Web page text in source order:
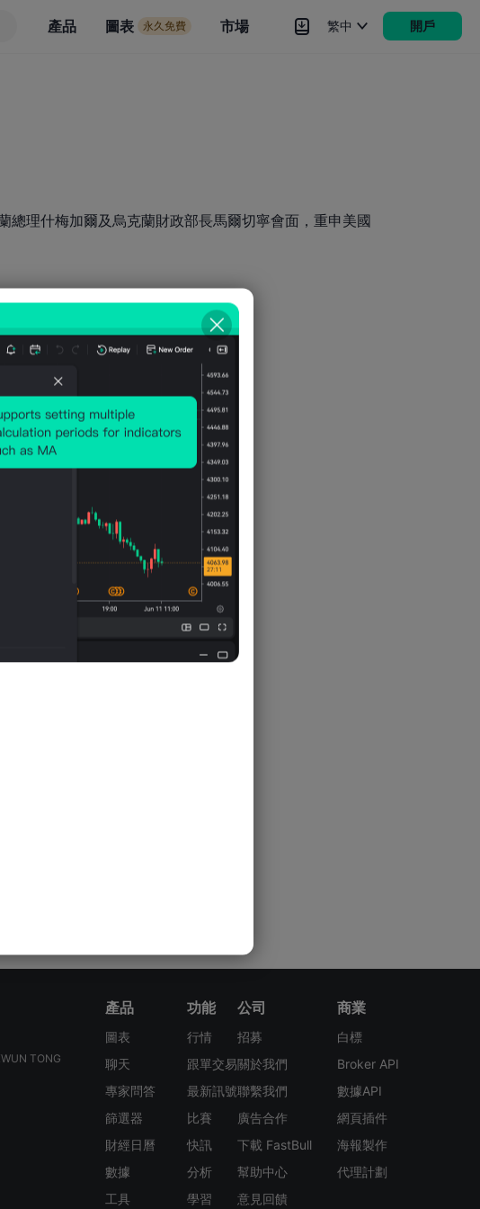
產品 圖表 永久免費 市場 繁中 開戶
總理什梅加爾及烏克蘭財政部長馬爾切寧會面，重申美國
TONG
產品
圖表
聊天
專家問答
篩選器
財經日曆
數據
工具
功能
行情
跟單交易
最新訊號
比賽
快訊
分析
學習
公司
招募
關於我們
聯繫我們
廣告合作
下載 FastBull
幫助中心
意見回饋
商業
白標
Broker API
數據API
網頁插件
海報製作
代理計劃